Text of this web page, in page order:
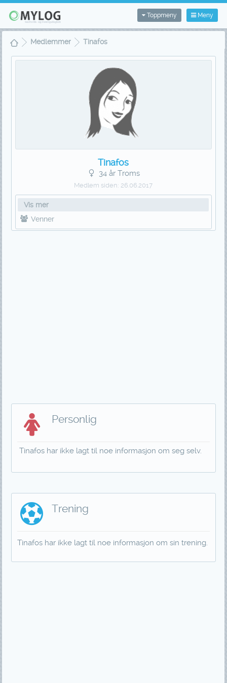
Meny
Toppmeny
Medlemmer Tinafos
Tinafos
34 år Troms
Medlem siden: 26.06.2017
Vis mer
Venner
Personlig
Tinafos har ikke lagt til noe informasjon om seg selv.
Trening
Tinafos har ikke lagt til noe informasjon om sin trening.